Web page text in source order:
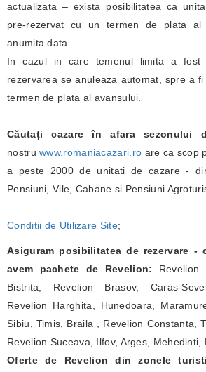
actualizata – exista posibilitatea ca
pre-rezervat cu un termen de plata
anumita data.
In cazul in care temenul limita a fost
rezervarea se anuleaza automat, spre a
termen de plata al avansului.
Căutați cazare în afara sezonului
nostruwww.romaniacazari.ro are ca scop
a peste 2000 de unitati de cazare -
Pensiuni, Vile, Cabane si Pensiuni
Conditii de Utilizare Site;
Asiguram posibilitatea de rezervare -
avem pachete de Revelion: Revelion
Bistrita, Revelion Brasov, Caras-
Revelion Harghita, Hunedoara,
Sibiu, Timis, Braila , Revelion Constanta,
Revelion Suceava, Ilfov, Arges, Mehedinti,
Oferte de Revelion din zonele